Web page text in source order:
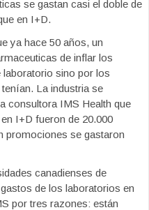
se gastan casi el doble de
en I+D.
ya hace 50 años, un
de inflar los
sino por los
La industria se
consultora IMS Health que
I+D fueron de 20.000
promociones se gastaron
canadienses de
de los laboratorios en
por tres razones: están